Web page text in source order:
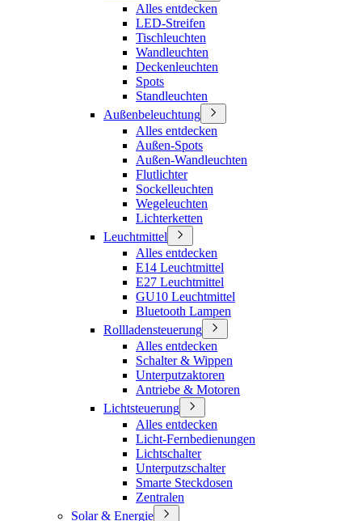
Alles entdecken
LED-Streifen
Tischleuchten
Wandleuchten
Deckenleuchten
Spots
Standleuchten
Außenbeleuchtung
Alles entdecken
Außen-Spots
Außen-Wandleuchten
Flutlichter
Sockelleuchten
Wegeleuchten
Lichterketten
Leuchtmittel
Alles entdecken
E14 Leuchtmittel
E27 Leuchtmittel
GU10 Leuchtmittel
Bluetooth Lampen
Rollladensteuerung
Alles entdecken
Schalter & Wippen
Unterputzaktoren
Antriebe & Motoren
Lichtsteuerung
Alles entdecken
Licht-Fernbedienungen
Lichtschalter
Unterputzschalter
Smarte Steckdosen
Zentralen
Solar & Energie